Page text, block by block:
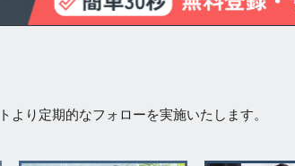
り定期的なフォローを実施いたします。